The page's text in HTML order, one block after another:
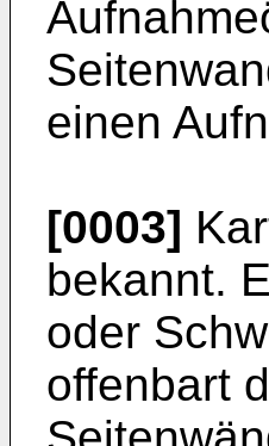
einen
[0003]
bekannt.
oder
offenbart